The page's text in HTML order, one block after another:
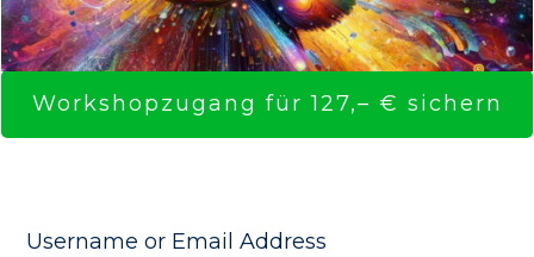
Workshopzugang für 127,– € sichern
Username or Email Address